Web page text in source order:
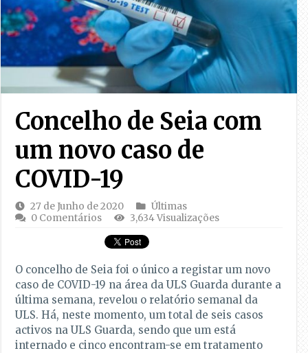
Concelho de Seia com
um novo caso de
COVID-19
27 de Junho de 2020
Últimas
0 Comentários
3,634 Visualizações
O concelho de Seia foi o único a registar um novo
caso de COVID-19 na área da ULS Guarda durante a
última semana, revelou o relatório semanal da
ULS. Há, neste momento, um total de seis casos
activos na ULS Guarda, sendo que um está
internado e cinco encontram-se em tratamento